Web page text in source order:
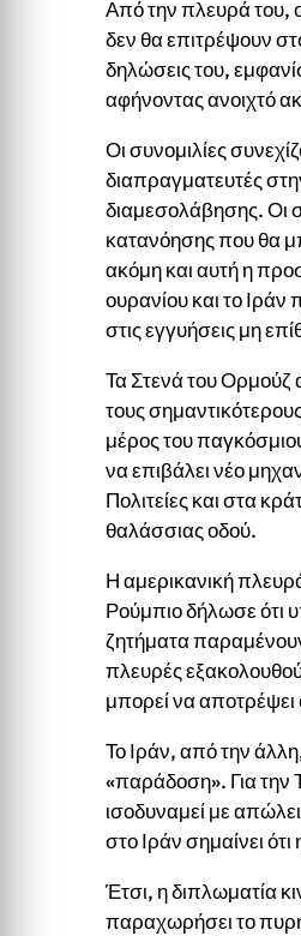
Από την πλευρά του,
δεν θα επιτρέψουν
δηλώσεις του,
αφήνοντας ανοιχτό
Οι συνομιλίες
διαπραγματευτές
διαμεσολάβησης. Οι
κατανόησης που θα
ακόμη και αυτή η
ουρανίου και το
στις εγγυήσεις μη
Τα Στενά του Ορμούζ
τους
μέρος του
να επιβάλει νέο
Πολιτείες και στα
θαλάσσιας οδού.
Η αμερικανική
Ρούμπιο δήλωσε ότι
ζητήματα
πλευρές
μπορεί να
Το Ιράν, από την
«παράδοση». Για την
ισοδυναμεί με
στο Ιράν σημαίνει ότι
Έτσι, η διπλωματία
παραχωρήσει το